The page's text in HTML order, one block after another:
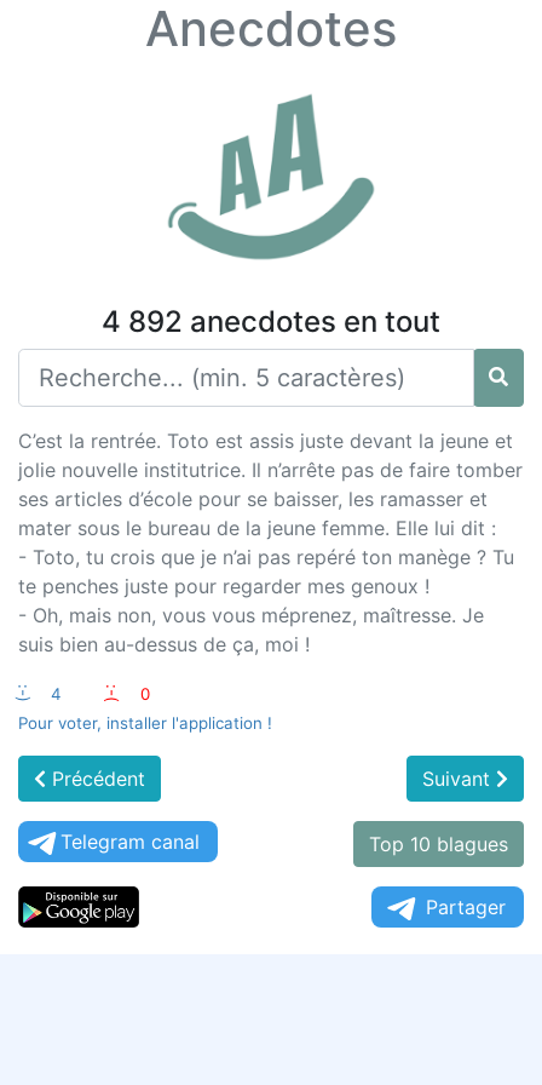
Anecdotes
4 892 anecdotes en tout
C’est la rentrée. Toto est assis juste devant la jeune et
jolie nouvelle institutrice. Il n’arrête pas de faire tomber
ses articles d’école pour se baisser, les ramasser et
mater sous le bureau de la jeune femme. Elle lui dit :
- Toto, tu crois que je n’ai pas repéré ton manège ? Tu
te penches juste pour regarder mes genoux !
- Oh, mais non, vous vous méprenez, maîtresse. Je
suis bien au-dessus de ça, moi !
:-) 4 :-(
0
Pour voter, installer l'application !
Précédent Suivant
Telegram canal Top 10 blagues
Partager